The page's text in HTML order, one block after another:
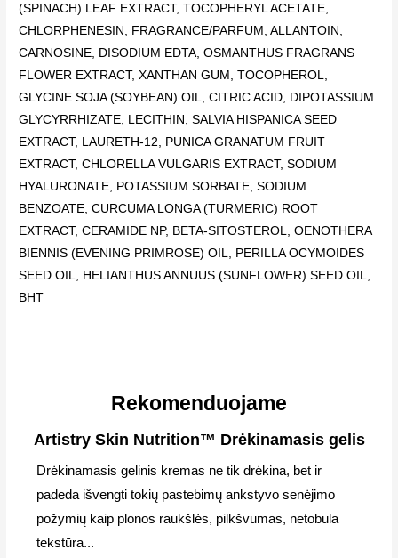
(SPINACH) LEAF EXTRACT, TOCOPHERYL ACETATE,
CHLORPHENESIN, FRAGRANCE/PARFUM, ALLANTOIN,
CARNOSINE, DISODIUM EDTA, OSMANTHUS FRAGRANS
FLOWER EXTRACT, XANTHAN GUM, TOCOPHEROL,
GLYCINE SOJA (SOYBEAN) OIL, CITRIC ACID, DIPOTASSIUM
GLYCYRRHIZATE, LECITHIN, SALVIA HISPANICA SEED
EXTRACT, LAURETH-12, PUNICA GRANATUM FRUIT
EXTRACT, CHLORELLA VULGARIS EXTRACT, SODIUM
HYALURONATE, POTASSIUM SORBATE, SODIUM
BENZOATE, CURCUMA LONGA (TURMERIC) ROOT
EXTRACT, CERAMIDE NP, BETA-SITOSTEROL, OENOTHERA
BIENNIS (EVENING PRIMROSE) OIL, PERILLA OCYMOIDES
SEED OIL, HELIANTHUS ANNUUS (SUNFLOWER) SEED OIL,
BHT
Rekomenduojame
Artistry Skin Nutrition™ Drėkinamasis gelis
Drėkinamasis gelinis kremas ne tik drėkina, bet ir
padeda išvengti tokių pastebimų ankstyvo senėjimo
požymių kaip plonos raukšlės, pilkšvumas, netobula
tekstūra...